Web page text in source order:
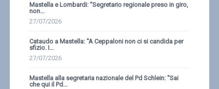
Mastella e Lombardi: ''Segretario regionale preso in giro,
non...
27/07/2026
Cataudo a Mastella: ''A Ceppaloni non ci si candida per
sfizio. I...
27/07/2026
Mastella alla segretaria nazionale del Pd Schlein: ''Sai
che qui il Pd...